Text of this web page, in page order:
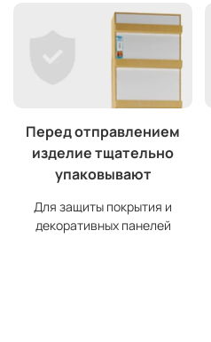
Перед отправлением
изделие тщательно
упаковывают
Для защиты покрытия и
декоративных панелей